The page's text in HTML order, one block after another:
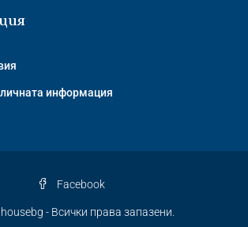
информация
Facebook
- Всички права запазени.